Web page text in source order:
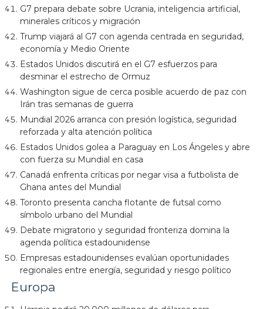
G7 prepara debate sobre Ucrania, inteligencia artificial,
minerales críticos y migración
Trump viajará al G7 con agenda centrada en seguridad,
economía y Medio Oriente
Estados Unidos discutirá en el G7 esfuerzos para
desminar el estrecho de Ormuz
Washington sigue de cerca posible acuerdo de paz con
Irán tras semanas de guerra
Mundial 2026 arranca con presión logística, seguridad
reforzada y alta atención política
Estados Unidos golea a Paraguay en Los Ángeles y abre
con fuerza su Mundial en casa
Canadá enfrenta críticas por negar visa a futbolista de
Ghana antes del Mundial
Toronto presenta cancha flotante de futsal como
símbolo urbano del Mundial
Debate migratorio y seguridad fronteriza domina la
agenda política estadounidense
Empresas estadounidenses evalúan oportunidades
regionales entre energía, seguridad y riesgo político
Europa